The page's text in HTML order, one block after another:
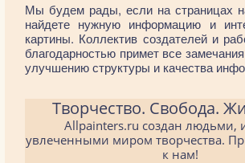
Мы будем рады, если на страницах
найдете нужную информацию и
картины. Коллектив создателей и
благодарностью примет все
улучшению структуры и качества
Творчество. Свобода.
Allpainters.ru создан людьми,
увлеченными миром творчества.
к нам!